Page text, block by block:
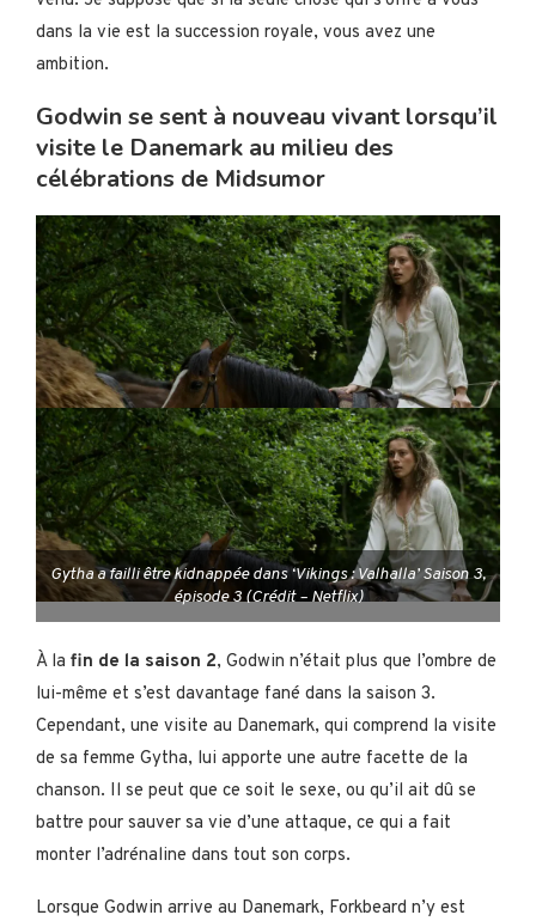
dans la vie est la succession royale, vous avez une
ambition.
Godwin se sent à nouveau vivant lorsqu’il
visite le Danemark au milieu des
célébrations de Midsumor
Gytha a failli être kidnappée dans ‘Vikings : Valhalla’ Saison 3,
épisode 3 (Crédit – Netflix)
À la fin de la saison 2, Godwin n’était plus que l’ombre de
lui-même et s’est davantage fané dans la saison 3.
Cependant, une visite au Danemark, qui comprend la visite
de sa femme Gytha, lui apporte une autre facette de la
chanson. Il se peut que ce soit le sexe, ou qu’il ait dû se
battre pour sauver sa vie d’une attaque, ce qui a fait
monter l’adrénaline dans tout son corps.
Lorsque Godwin arrive au Danemark, Forkbeard n’y est